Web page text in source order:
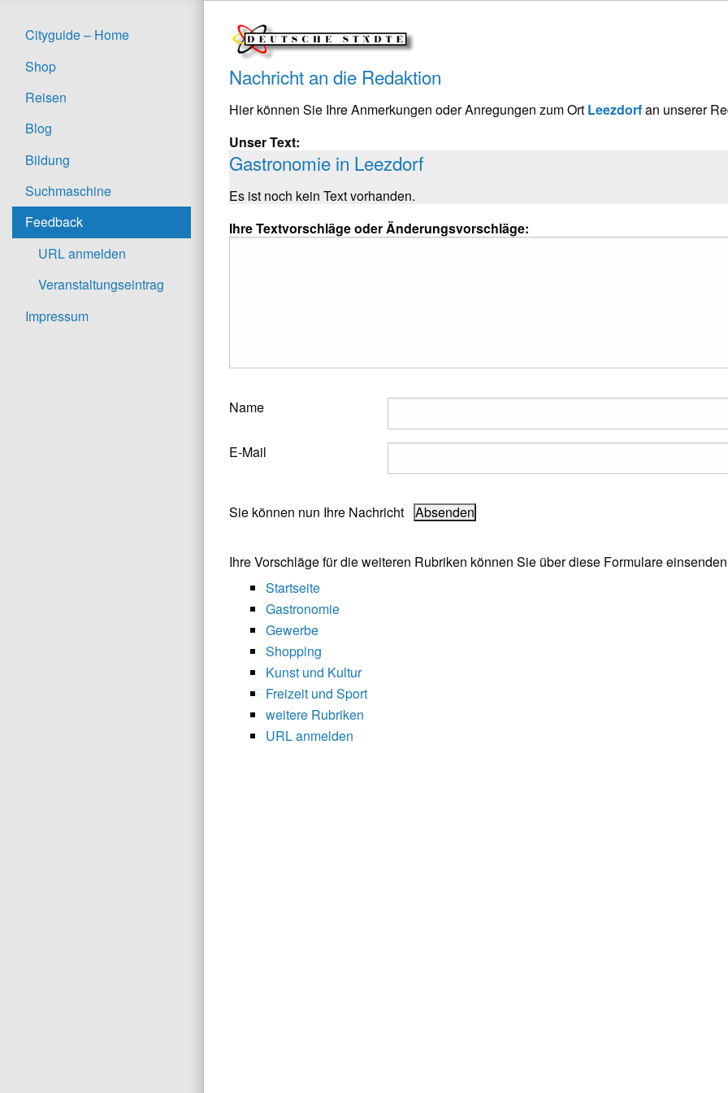
Cityguide – Home
Shop
Reisen
Blog
Bildung
Suchmaschine
Feedback
URL anmelden
Veranstaltungseintrag
Impressum
Nachricht an die Redaktion
Hier können Sie Ihre Anmerkungen oder Anregungen zum Ort Leezdorfan unserer
Unser Text:
Gastronomie in Leezdorf
Es ist noch kein Text vorhanden.
Ihre Textvorschläge oder Änderungsvorschläge:
Name
E-Mail
Sie können nun Ihre Nachricht
Ihre Vorschläge für die weiteren Rubriken können Sie über diese Formulare
Startseite
Gastronomie
Gewerbe
Shopping
Kunst und Kultur
Freizeit und Sport
weitere Rubriken
URL anmelden